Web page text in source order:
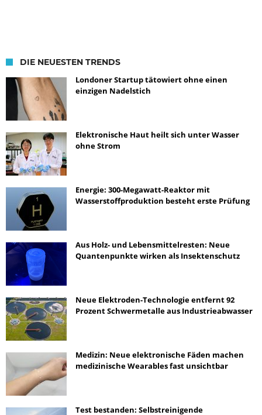
DIE NEUESTEN TRENDS
Londoner Startup tätowiert ohne einen
einzigen Nadelstich
Elektronische Haut heilt sich unter Wasser
ohne Strom
Energie: 300-Megawatt-Reaktor mit
Wasserstoffproduktion besteht erste Prüfung
Aus Holz- und Lebensmittelresten: Neue
Quantenpunkte wirken als Insektenschutz
Neue Elektroden-Technologie entfernt 92
Prozent Schwermetalle aus Industrieabwasser
Medizin: Neue elektronische Fäden machen
medizinische Wearables fast unsichtbar
Test bestanden: Selbstreinigende